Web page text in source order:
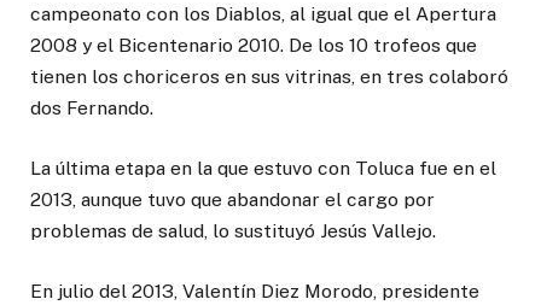
campeonato con los Diablos, al igual que el Apertura
2008 y el Bicentenario 2010. De los 10 trofeos que
tienen los choriceros en sus vitrinas, en tres colaboró
dos Fernando.
La última etapa en la que estuvo con Toluca fue en el
2013, aunque tuvo que abandonar el cargo por
problemas de salud, lo sustituyó Jesús Vallejo.
En julio del 2013, Valentín Diez Morodo, presidente